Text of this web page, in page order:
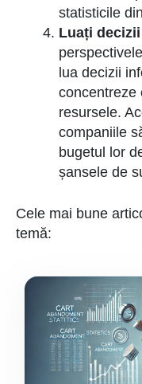
statisticile
Luați
lua decizii
concentreze
resursele.
companiile
bugetul lor
șansele de
Cele mai bune
temă: